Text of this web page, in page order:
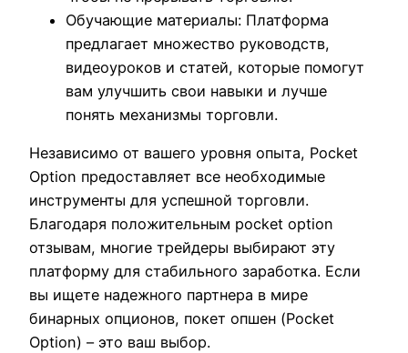
Обучающие материалы: Платформа
предлагает множество руководств,
видеоуроков и статей, которые помогут
вам улучшить свои навыки и лучше
понять механизмы торговли.
Независимо от вашего уровня опыта, Pocket
Option предоставляет все необходимые
инструменты для успешной торговли.
Благодаря положительным pocket option
отзывам, многие трейдеры выбирают эту
платформу для стабильного заработка. Если
вы ищете надежного партнера в мире
бинарных опционов, покет опшен (Pocket
Option) – это ваш выбор.